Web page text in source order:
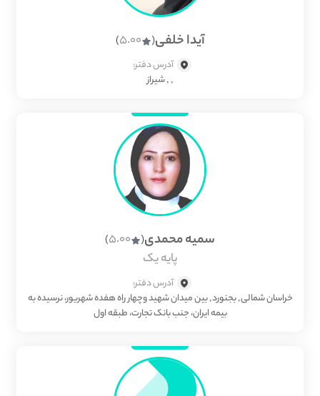
آیدا خلفی(
5.00
)
آدرس دفتر:
, , شیراز
سمیه محمدی(
5.00
)
پایه یک
آدرس دفتر:
خراسان شمالی, بجنورد, بین میدان شهید وچهار راه هفده شهریور، نرسیده به
بیمه ایران، جنب بانک تجارت، طبقه اول